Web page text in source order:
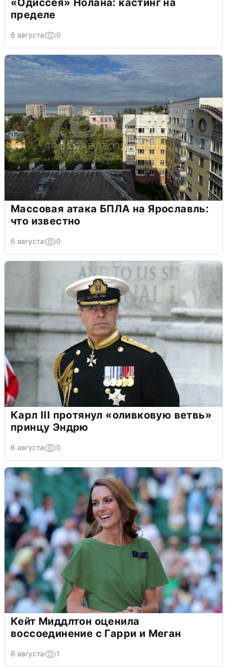
«Одиссея» Нолана: кастинг на
пределе
6 августа 0
Массовая атака БПЛА на Ярославль:
что известно
6 августа 0
Карл III протянул «оливковую ветвь»
принцу Эндрю
6 августа 0
Кейт Миддлтон оценила
воссоединение с Гарри и Меган
6 августа 1